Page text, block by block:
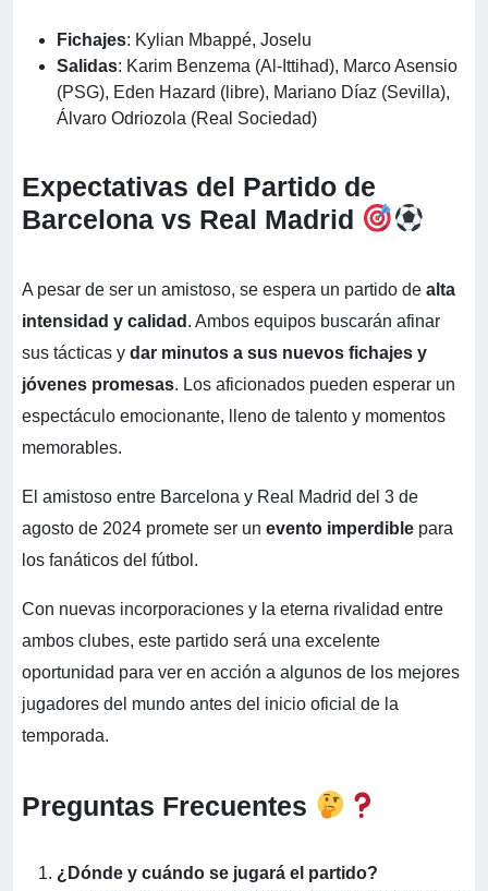
Fichajes: Kylian Mbappé, Joselu
Salidas: Karim Benzema (Al-Ittihad), Marco Asensio
(PSG), Eden Hazard (libre), Mariano Díaz (Sevilla),
Álvaro Odriozola (Real Sociedad)
Expectativas del Partido de
Barcelona vs Real Madrid
A pesar de ser un amistoso, se espera un partido de alta
intensidad y calidad . Ambos equipos buscarán afinar
sus tácticas y dar minutos a sus nuevos fichajes y
jóvenes promesas. Los aficionados pueden esperar un
espectáculo emocionante, lleno de talento y momentos
memorables.
El amistoso entre Barcelona y Real Madrid del 3 de
agosto de 2024 promete ser un evento imperdible para
los fanáticos del fútbol.
Con nuevas incorporaciones y la eterna rivalidad entre
ambos clubes, este partido será una excelente
oportunidad para ver en acción a algunos de los mejores
jugadores del mundo antes del inicio oficial de la
temporada.
Preguntas Frecuentes
¿Dónde y cuándo se jugará el partido?